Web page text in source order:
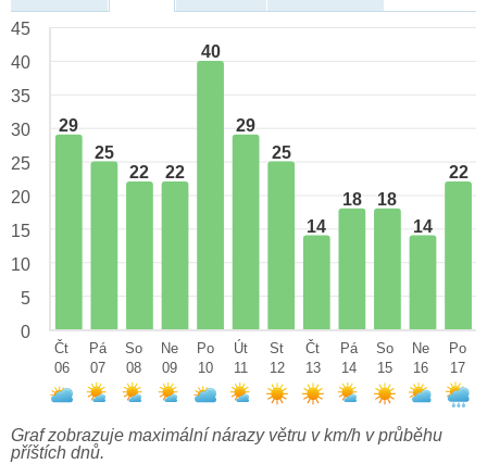
29
25
22
22
40
29
25
14
18
18
14
22
45
40
35
30
25
20
15
10
5
0
Čt
06
Pá
07
So
08
Ne
09
Po
10
Út
11
St
12
Čt
13
Pá
14
So
15
Ne
16
Po
17
Graf zobrazuje maximální nárazy větru v km/h v průběhu
příštích dnů.